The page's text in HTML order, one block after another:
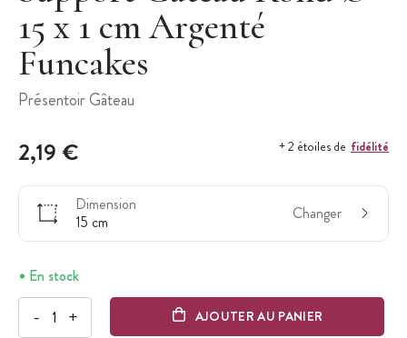
15 x 1 cm Argenté
Funcakes
Présentoir Gâteau
2,19 € + 2 étoiles de fidélité
Dimension
15 cm
Changer
En stock
- + AJOUTER AU PANIER